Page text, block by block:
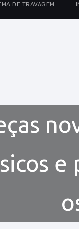
DE TRAVAGEM
e